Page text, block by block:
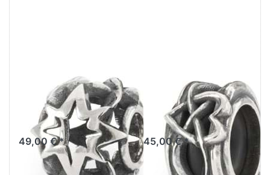
Sterne im
Einklang TAGBE-
20267
49,00 € *
Unendliche
Liebe Spacer
TAGBE-20265
45,00 € *